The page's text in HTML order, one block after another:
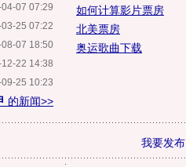
07 07:29
25 07:22
07 18:50
22 14:38
25 10:23
的新闻>>
如何计算影片票房
北美票房
奥运歌曲下载
我要发布